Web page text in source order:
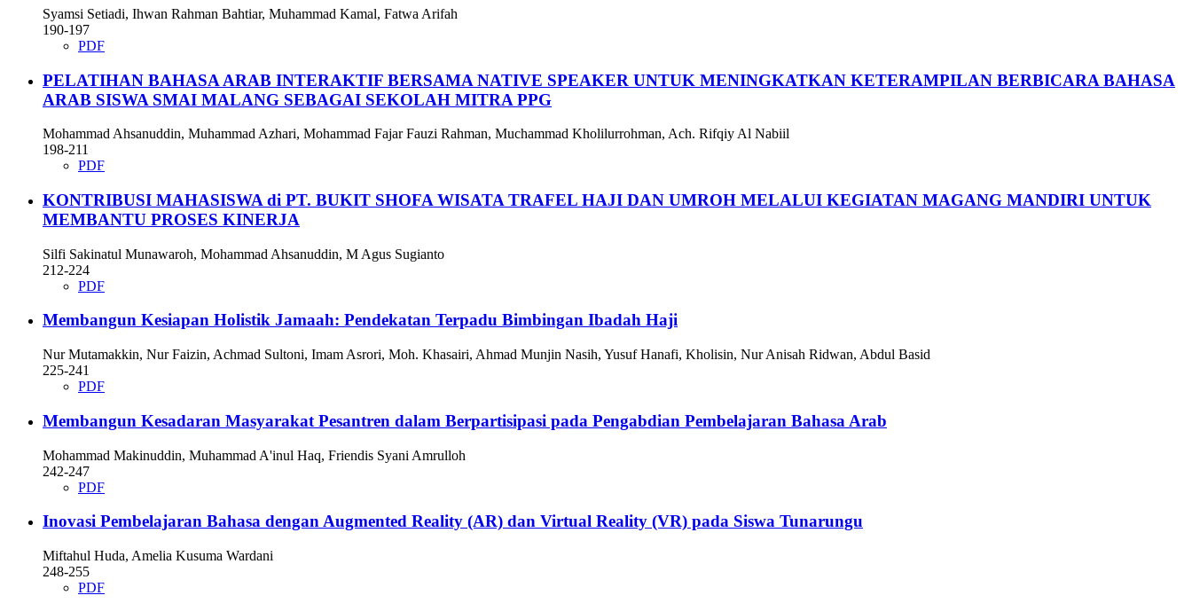
Syamsi Setiadi, Ihwan Rahman Bahtiar, Muhammad Kamal, Fatwa Arifah
190-197
PDF
PELATIHAN BAHASA ARAB INTERAKTIF BERSAMA NATIVE SPEAKER UNTUK MENINGKATKAN KETERAMPILAN BERBICARA BAHASA
ARAB SISWA SMAI MALANG SEBAGAI SEKOLAH MITRA PPG
Mohammad Ahsanuddin, Muhammad Azhari, Mohammad Fajar Fauzi Rahman, Muchammad Kholilurrohman, Ach. Rifqiy Al Nabiil
198-211
PDF
KONTRIBUSI MAHASISWA di PT. BUKIT SHOFA WISATA TRAFEL HAJI DAN UMROH MELALUI KEGIATAN MAGANG MANDIRI UNTUK
MEMBANTU PROSES KINERJA
Silfi Sakinatul Munawaroh, Mohammad Ahsanuddin, M Agus Sugianto
212-224
PDF
Membangun Kesiapan Holistik Jamaah: Pendekatan Terpadu Bimbingan Ibadah Haji
Nur Mutamakkin, Nur Faizin, Achmad Sultoni, Imam Asrori, Moh. Khasairi, Ahmad Munjin Nasih, Yusuf Hanafi, Kholisin, Nur Anisah Ridwan, Abdul Basid
225-241
PDF
Membangun Kesadaran Masyarakat Pesantren dalam Berpartisipasi pada Pengabdian Pembelajaran Bahasa Arab
Mohammad Makinuddin, Muhammad A'inul Haq, Friendis Syani Amrulloh
242-247
PDF
Inovasi Pembelajaran Bahasa dengan Augmented Reality (AR) dan Virtual Reality (VR) pada Siswa Tunarungu
Miftahul Huda, Amelia Kusuma Wardani
248-255
PDF